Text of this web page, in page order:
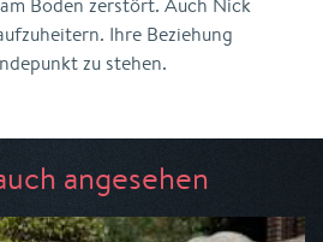
Boden zerstört. Auch Nick
Ihre Beziehung
zu stehen.
angesehen